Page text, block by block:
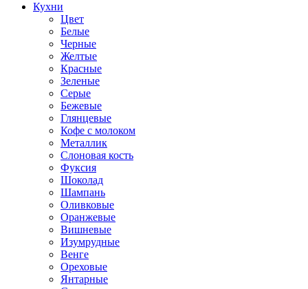
Кухни
Цвет
Белые
Черные
Желтые
Красные
Зеленые
Серые
Бежевые
Глянцевые
Кофе с молоком
Металлик
Слоновая кость
Фуксия
Шоколад
Шампань
Оливковые
Оранжевые
Вишневые
Изумрудные
Венге
Ореховые
Янтарные